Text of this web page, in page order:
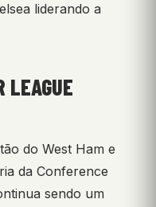
liderando a
LEAGUE
do West Ham e
da Conference
sendo um